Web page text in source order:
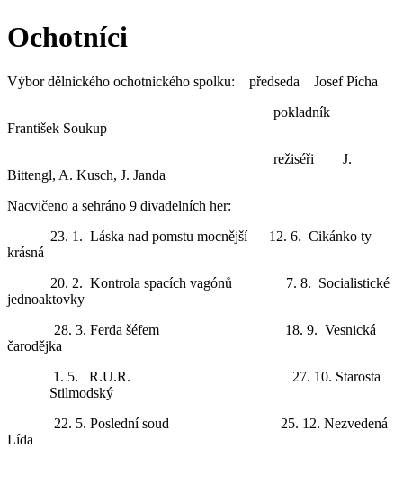
Ochotníci
Výbor dělnického ochotnického spolku: předseda Josef Pícha
pokladník
František Soukup
režiséři J.
Bittengl, A. Kusch, J. Janda
Nacvičeno a sehráno 9 divadelních her:
23. 1. Láska nad pomstu mocnější 12. 6. Cikánko ty
krásná
20. 2. Kontrola spacích vagónů 7. 8. Socialistické
jednoaktovky
28. 3. Ferda šéfem 18. 9. Vesnická
čarodějka
1. 5. R.U.R. 27. 10. Starosta
Stilmodský
22. 5. Poslední soud 25. 12. Nezvedená
Lída